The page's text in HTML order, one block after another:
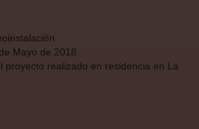
Mayo de 2018
proyecto realizado en residencia en La